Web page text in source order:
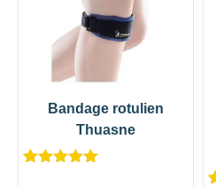
Bandage rotulien
Thuasne